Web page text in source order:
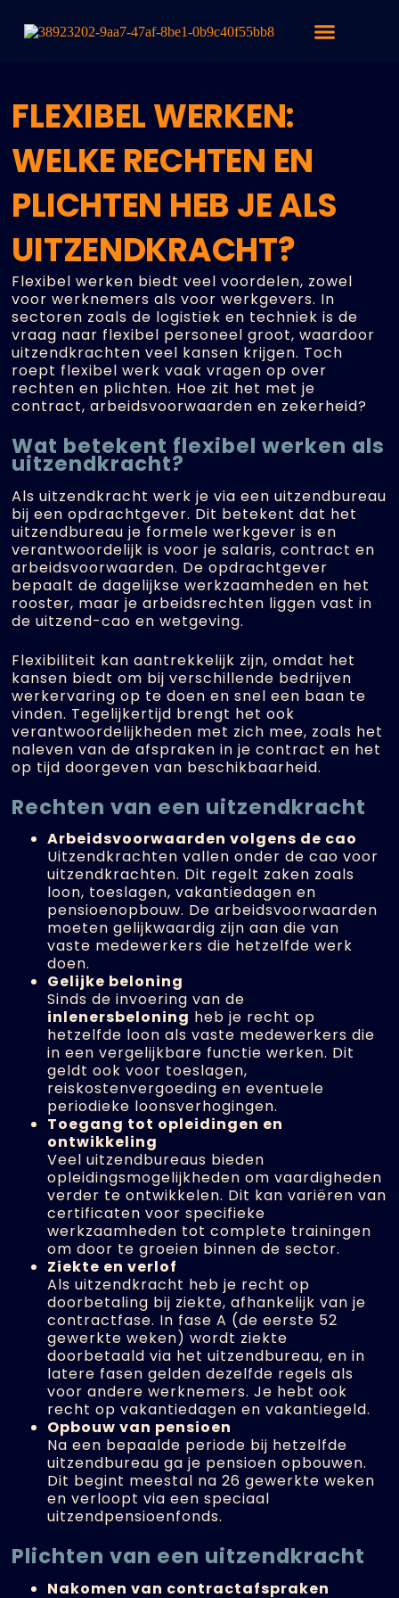
FLEXIBEL WERKEN:
WELKE RECHTEN EN
PLICHTEN HEB JE ALS
UITZENDKRACHT?
Flexibel werken biedt veel voordelen, zowel
voor werknemers als voor werkgevers. In
sectoren zoals de logistiek en techniek is de
vraag naar flexibel personeel groot, waardoor
uitzendkrachten veel kansen krijgen. Toch
roept flexibel werk vaak vragen op over
rechten en plichten. Hoe zit het met je
contract, arbeidsvoorwaarden en zekerheid?
Wat betekent flexibel werken als
uitzendkracht?
Als uitzendkracht werk je via een uitzendbureau
bij een opdrachtgever. Dit betekent dat het
uitzendbureau je formele werkgever is en
verantwoordelijk is voor je salaris, contract en
arbeidsvoorwaarden. De opdrachtgever
bepaalt de dagelijkse werkzaamheden en het
rooster, maar je arbeidsrechten liggen vast in
de uitzend-cao en wetgeving.
Flexibiliteit kan aantrekkelijk zijn, omdat het
kansen biedt om bij verschillende bedrijven
werkervaring op te doen en snel een baan te
vinden. Tegelijkertijd brengt het ook
verantwoordelijkheden met zich mee, zoals het
naleven van de afspraken in je contract en het
op tijd doorgeven van beschikbaarheid.
Rechten van een uitzendkracht
Arbeidsvoorwaarden volgens de cao
Uitzendkrachten vallen onder de cao voor
uitzendkrachten. Dit regelt zaken zoals
loon, toeslagen, vakantiedagen en
pensioenopbouw. De arbeidsvoorwaarden
moeten gelijkwaardig zijn aan die van
vaste medewerkers die hetzelfde werk
doen.
Gelijke beloning
Sinds de invoering van de
inlenersbeloning heb je recht op
hetzelfde loon als vaste medewerkers die
in een vergelijkbare functie werken. Dit
geldt ook voor toeslagen,
reiskostenvergoeding en eventuele
periodieke loonsverhogingen.
Toegang tot opleidingen en
ontwikkeling
Veel uitzendbureaus bieden
opleidingsmogelijkheden om vaardigheden
verder te ontwikkelen. Dit kan variëren van
certificaten voor specifieke
werkzaamheden tot complete trainingen
om door te groeien binnen de sector.
Ziekte en verlof
Als uitzendkracht heb je recht op
doorbetaling bij ziekte, afhankelijk van je
contractfase. In fase A (de eerste 52
gewerkte weken) wordt ziekte
doorbetaald via het uitzendbureau, en in
latere fasen gelden dezelfde regels als
voor andere werknemers. Je hebt ook
recht op vakantiedagen en vakantiegeld.
Opbouw van pensioen
Na een bepaalde periode bij hetzelfde
uitzendbureau ga je pensioen opbouwen.
Dit begint meestal na 26 gewerkte weken
en verloopt via een speciaal
uitzendpensioenfonds.
Plichten van een uitzendkracht
Nakomen van contractafspraken